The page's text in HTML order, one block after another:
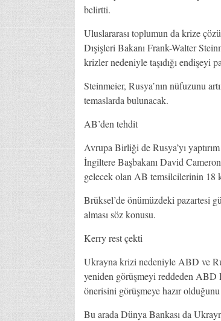
belirtti.
Uluslararası toplumun da krize
Dışişleri Bakanı Frank-Walter
krizler nedeniyle taşıdığı endişeyi
Steinmeier, Rusya’nın nüfuzunu
temaslarda bulunacak.
AB’den tehdit
Avrupa Birliği de Rusya’yı
İngiltere Başbakanı David
gelecek olan AB temsilcilerinin 18
Brüksel’de önümüzdeki pazartesi
alması söz konusu.
Kerry rest çekti
Ukrayna krizi nedeniyle ABD ve
yeniden görüşmeyi reddeden ABD
önerisini görüşmeye hazır
Bu arada Dünya Bankası da